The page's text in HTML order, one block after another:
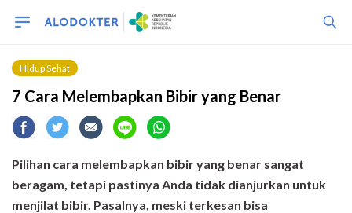
Hidup Sehat
7 Cara Melembapkan Bibir yang Benar
Pilihan cara melembapkan bibir yang benar sangat
beragam, tetapi pastinya Anda tidak dianjurkan untuk
menjilat bibir. Pasalnya, meski terkesan bisa